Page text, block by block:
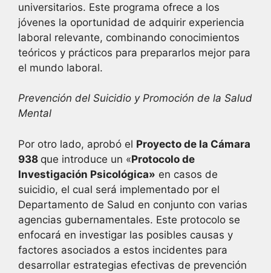
universitarios. Este programa ofrece a los
jóvenes la oportunidad de adquirir experiencia
laboral relevante, combinando conocimientos
teóricos y prácticos para prepararlos mejor para
el mundo laboral.
Prevención del Suicidio y Promoción de la Salud
Mental
Por otro lado, aprobó el Proyecto de la Cámara
938 que introduce un «Protocolo de
Investigación Psicológica» en casos de
suicidio, el cual será implementado por el
Departamento de Salud en conjunto con varias
agencias gubernamentales. Este protocolo se
enfocará en investigar las posibles causas y
factores asociados a estos incidentes para
desarrollar estrategias efectivas de prevención